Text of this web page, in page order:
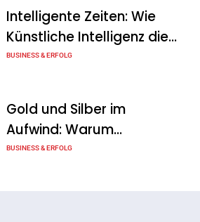
Tanja Schiller 10. August 2026
Intelligente Zeiten: Wie
Künstliche Intelligenz die
Geschäftswelt verändert
BUSINESS & ERFOLG
Gold und Silber im
Aufwind: Warum
Edelmetalle als sicherer
BUSINESS & ERFOLG